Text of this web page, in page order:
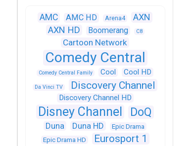
AMC AMC HD Arena4
AXN
AXN HD
Boomerang C8
Cartoon Network
Comedy Central
Comedy Central Family Cool Cool HD
Da Vinci TV Discovery Channel
Discovery Channel HD
Disney Channel DoQ
Duna Duna HD
Epic Drama
Epic Drama HD
Eurosport 1